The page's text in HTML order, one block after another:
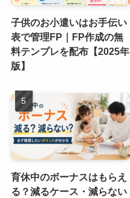
子供のお小遣いはお手伝い
表で管理FP｜FP作成の無
料テンプレを配布【2025年
版】
育休中のボーナスはもらえ
る？減るケース・減らない